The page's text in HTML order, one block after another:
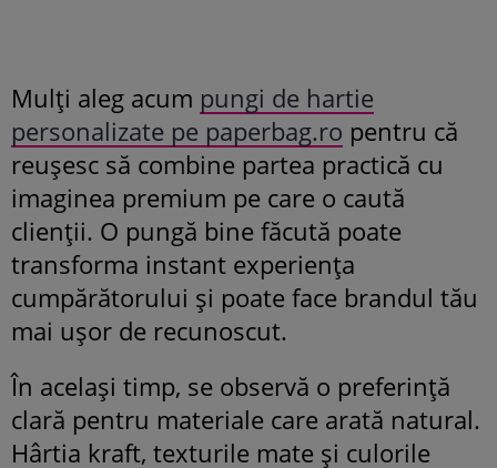
Mulți aleg acum pungi de hartie
personalizate pe paperbag.ro pentru că
reușesc să combine partea practică cu
imaginea premium pe care o caută
clienții. O pungă bine făcută poate
transforma instant experiența
cumpărătorului și poate face brandul tău
mai ușor de recunoscut.
În același timp, se observă o preferință
clară pentru materiale care arată natural.
Hârtia kraft, texturile mate și culorile